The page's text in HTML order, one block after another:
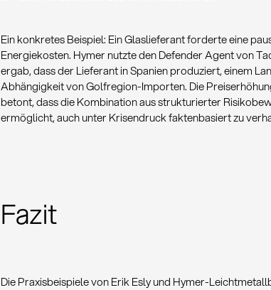
Ein konkretes Beispiel: Ein Glaslieferant forderte eine
Energiekosten. Hymer nutzte den Defender Agent von
ergab, dass der Lieferant in Spanien produziert, einem
Abhängigkeit von Golfregion-Importen. Die
betont, dass die Kombination aus strukturierter
ermöglicht, auch unter Krisendruck faktenbasiert zu
Fazit
Die Praxisbeispiele von Erik Esly und Hymer-